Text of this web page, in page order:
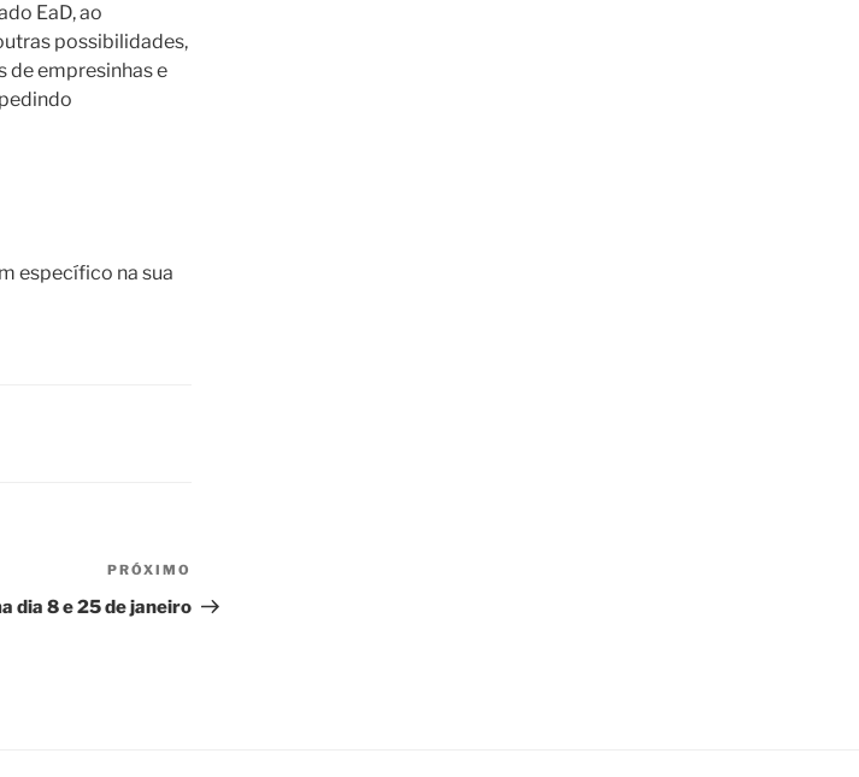
EaD, ao
possibilidades,
de empresinhas e
específico na sua
post
PRÓXIMO
dia 8 e 25 de janeiro